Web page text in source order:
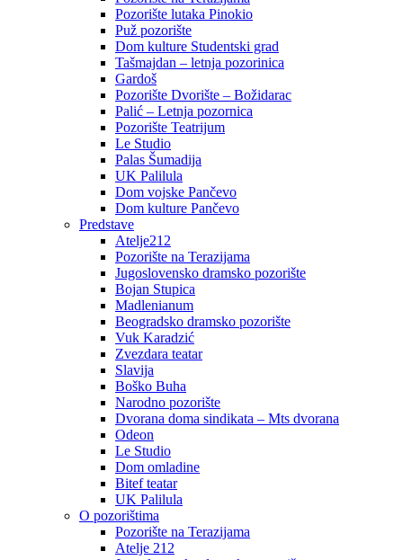
Pozorište lutaka Pinokio
Puž pozorište
Dom kulture Studentski grad
Tašmajdan – letnja pozorinica
Gardoš
Pozorište Dvorište – Božidarac
Palić – Letnja pozornica
Pozorište Teatrijum
Le Studio
Palas Šumadija
UK Palilula
Dom vojske Pančevo
Dom kulture Pančevo
Predstave
Atelje212
Pozorište na Terazijama
Jugoslovensko dramsko pozorište
Bojan Stupica
Madlenianum
Beogradsko dramsko pozorište
Vuk Karadzić
Zvezdara teatar
Slavija
Boško Buha
Narodno pozorište
Dvorana doma sindikata – Mts dvorana
Odeon
Le Studio
Dom omladine
Bitef teatar
UK Palilula
O pozorištima
Pozorište na Terazijama
Atelje 212